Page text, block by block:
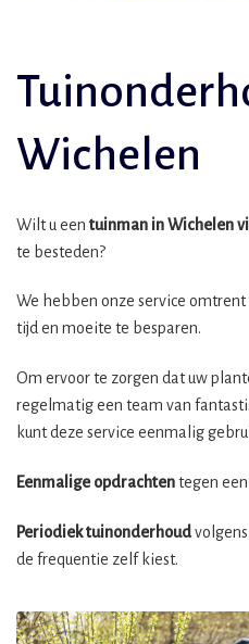
Wichelen
Wilt u een tuinman in Wichelen
te besteden?
We hebben onze service omtrent
tijd en moeite te besparen.
Om ervoor te zorgen dat uw
regelmatig een team van
kunt deze service eenmalig
Eenmalige opdrachtentegen
Periodiek tuinonderhoudvolgens
de frequentie zelf kiest.